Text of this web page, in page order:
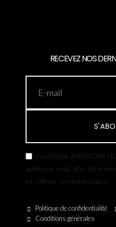
RECEVEZ NOS
J’autorise AMERICAN
adresse mail afin de
et offres commerciales
Politique de confidentialité
Conditions générales